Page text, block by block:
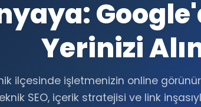
Yerinizi
ilçesinde işletmenizin online
SEO, içerik stratejisi ve link